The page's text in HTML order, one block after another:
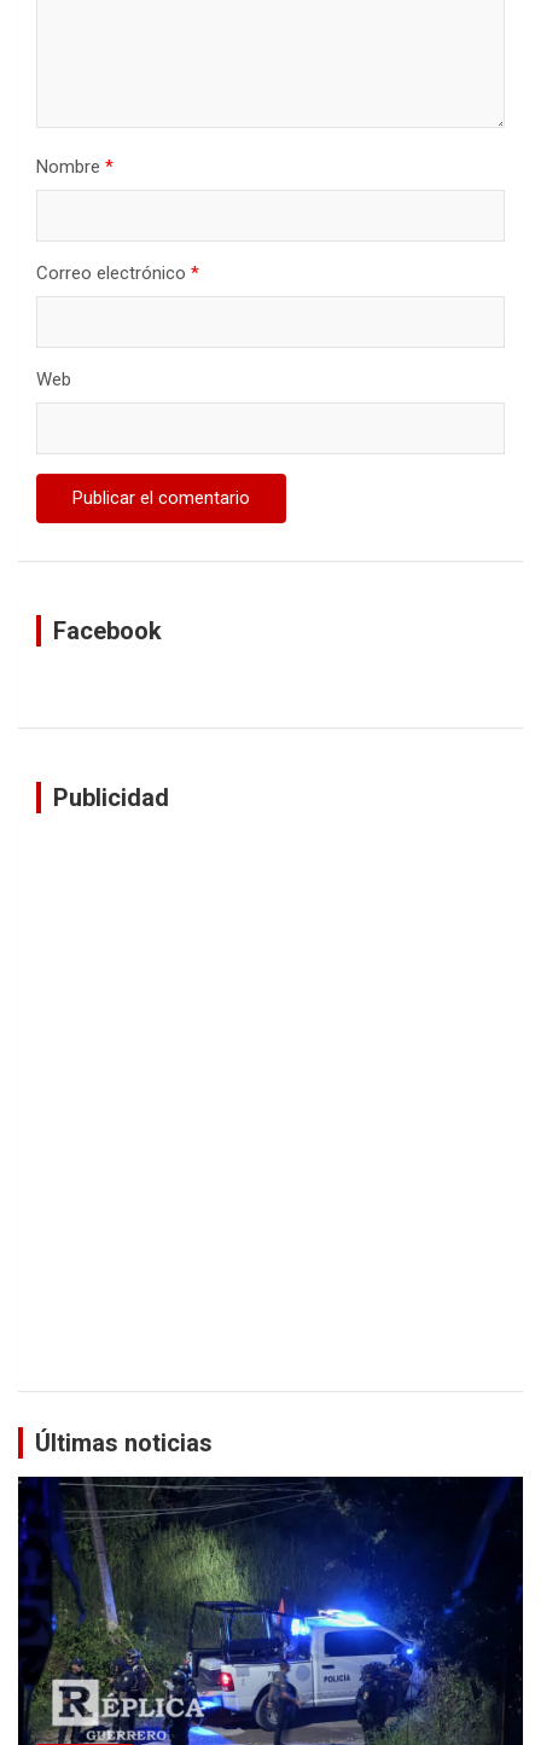
Nombre *
Correo electrónico *
Web
Facebook
Publicidad
Últimas noticias